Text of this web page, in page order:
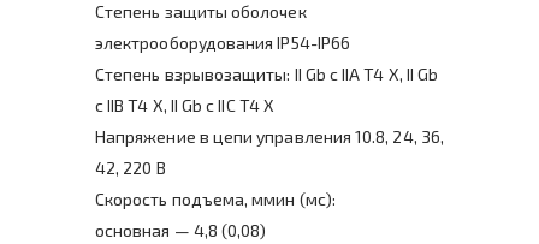
Степень защиты оболочек
электрооборудования IP54-IP66
Степень взрывозащиты: II Gb c IIA T4 X, II Gb
c IIB T4 X, II Gb c IIC T4 X
Напряжение в цепи управления 10.8, 24, 36,
42, 220 В
Скорость подъема, ммин (мс):
основная — 4,8 (0,08)